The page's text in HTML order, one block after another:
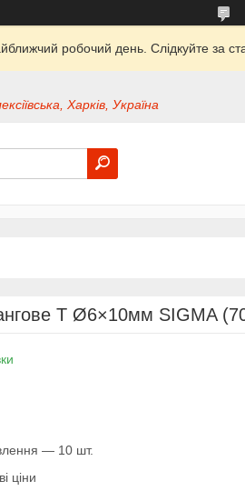
робочий день. Слідкуйте за
Харків, Україна
T Ø6×10мм SIGMA
— 10 шт.
ціни